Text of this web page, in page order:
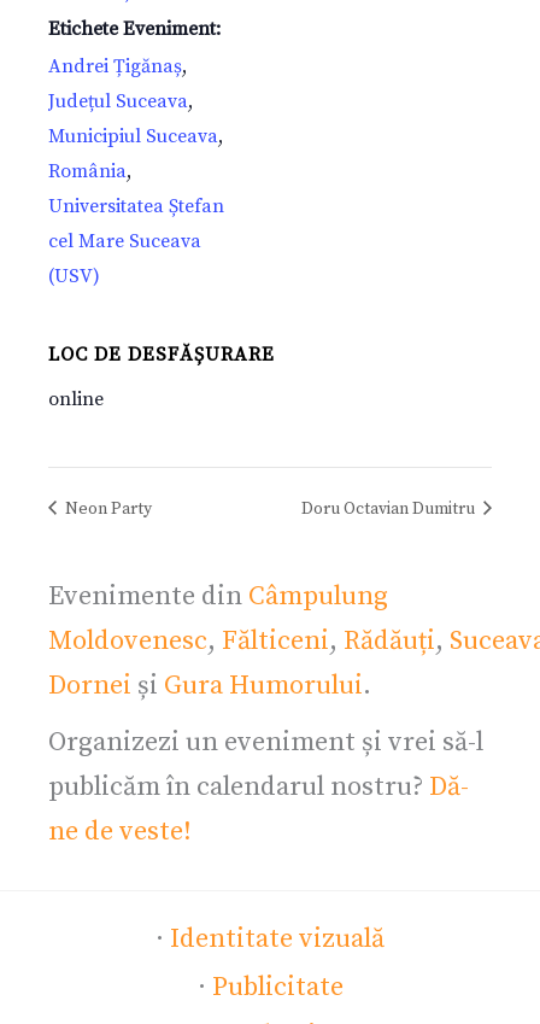
Etichete Eveniment:
Andrei Țigănaș,
Județul Suceava,
Municipiul Suceava,
România,
Universitatea Ștefan
cel Mare Suceava
(USV)
LOC DE DESFĂȘURARE
online
Neon Party Doru Octavian Dumitru
Evenimente din Câmpulung
Moldovenesc, Fălticeni, Rădăuți,
Dornei și Gura Humorului.
Organizezi un eveniment și vrei să-l
publicăm în calendarul nostru? Dă-
ne de veste!
· Identitate vizuală
· Publicitate